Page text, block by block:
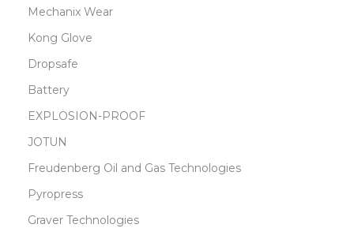
Mechanix Wear
Kong Glove
Dropsafe
Battery
EXPLOSION-PROOF
JOTUN
Freudenberg Oil and Gas Technologies
Pyropress
Graver Technologies